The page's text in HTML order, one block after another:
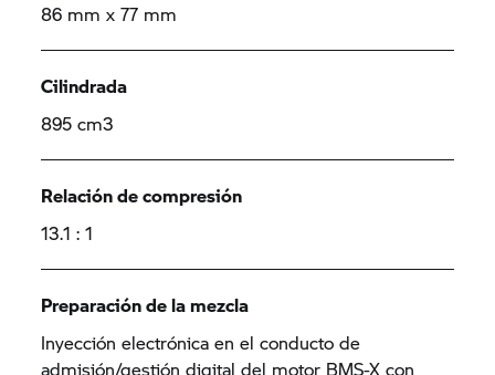
86 mm x 77 mm
Cilindrada
895 cm3
Relación de compresión
13.1 : 1
Preparación de la mezcla
Inyección electrónica en el conducto de
admisión/gestión digital del motor BMS-X con